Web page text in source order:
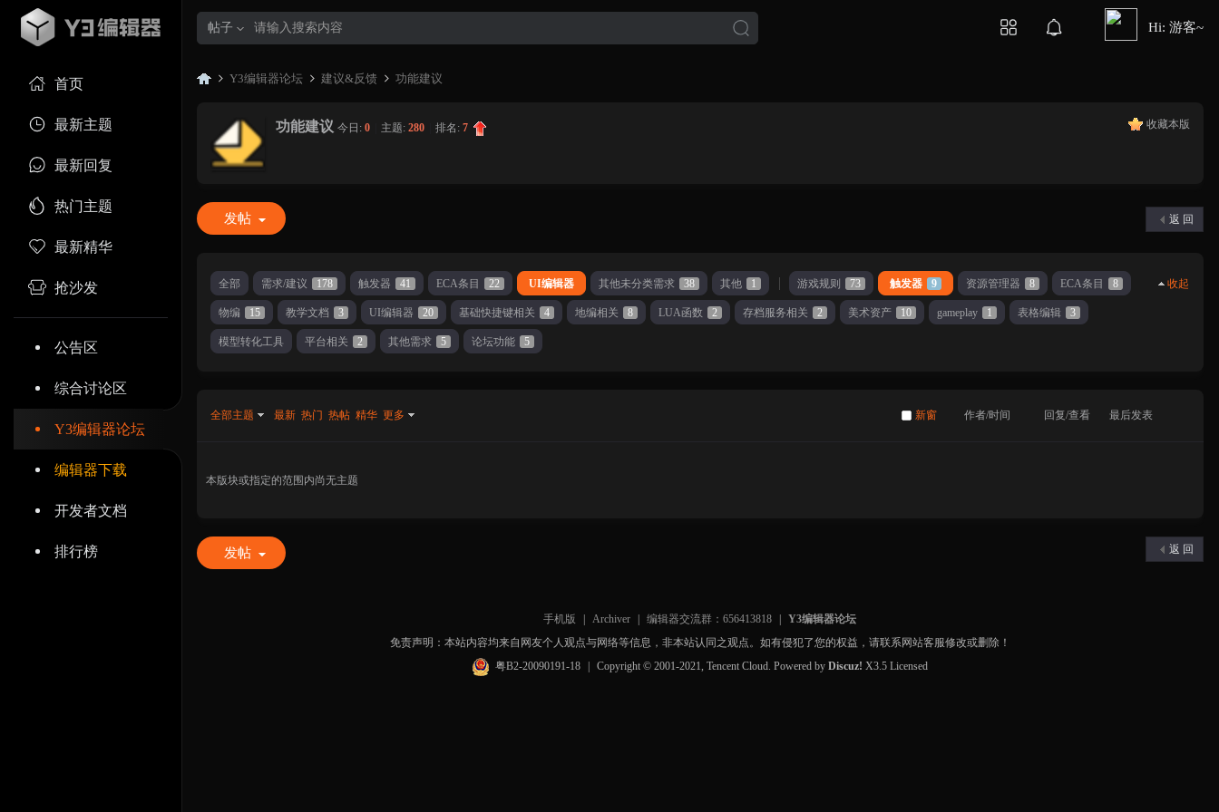
首页
最新主题
最新回复
热门主题
最新精华
抢沙发
公告区
综合讨论区
Y3编辑器论坛
编辑器下载
开发者文档
排行榜
帖子 Hi: 游客~
»
Y3编辑器论坛 建议&反馈 功能建议
收藏本版
功能建议 今日:0 主题:280 排名:7
返 回
发帖
收起
全部 需求/建议 178 触发器 41 ECA条目 22 UI编辑器 其他未分类需求 38 其他 1 游戏规则 73 触发器 9 资源管理器 8 ECA条目 8
物编 15 教学文档 3 UI编辑器 20 基础快捷键相关 4 地编相关 8 LUA函数 2 存档服务相关 2 美术资产 10 gameplay 1 表格编辑 3
模型转化工具 平台相关 2 其他需求 5 论坛功能 5
新窗
全部主题 最新 热门 热帖 精华 更多 作者/时间 回复/查看 最后发表
本版块或指定的范围内尚无主题
返 回
发帖
手机版 Archiver 编辑器交流群：656413818
Y3编辑器论坛
免责声明：本站内容均来自网友个人观点与网络等信息，非本站认同之观点。如有侵犯了您的权益，请联系网站客服修改或删除！
粤B2-20090191-18
Copyright © 2001-2021, Tencent Cloud. Powered byDiscuz! X3.5 Licensed